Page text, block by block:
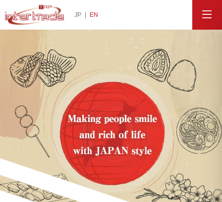
JP | EN